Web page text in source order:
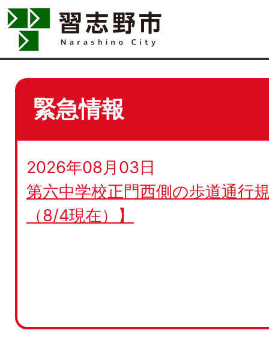
緊急情報
2026年08月03日
第六中学校正門西側の歩道通行
（8/4現在）】